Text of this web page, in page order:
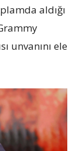
aldığı
unvanını ele